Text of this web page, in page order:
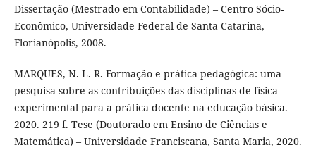
Dissertação (Mestrado em Contabilidade) – Centro Sócio-
Econômico, Universidade Federal de Santa Catarina,
Florianópolis, 2008.
MARQUES, N. L. R. Formação e prática pedagógica: uma
pesquisa sobre as contribuições das disciplinas de física
experimental para a prática docente na educação básica.
2020. 219 f. Tese (Doutorado em Ensino de Ciências e
Matemática) – Universidade Franciscana, Santa Maria, 2020.